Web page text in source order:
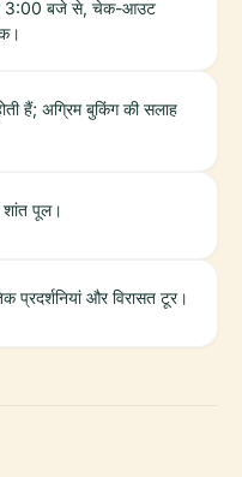
3:00 बजे से, चेक-आउट
हैं; अग्रिम बुकिंग की सलाह
पूल।
प्रदर्शनियां और विरासत टूर।